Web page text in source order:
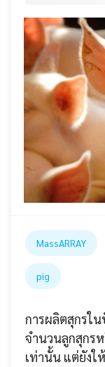
MassARRAY
pig
การผลิตสุกรใ
จำนวนลูกสุกรห
เท่านั้น แต่ยัง